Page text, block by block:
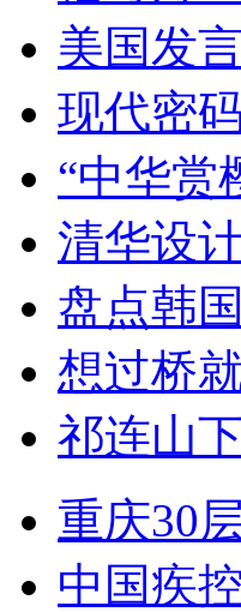
美国发
现代密
“中华赏
清华设
盘点韩
想过桥
祁连山
重庆30
中国疾